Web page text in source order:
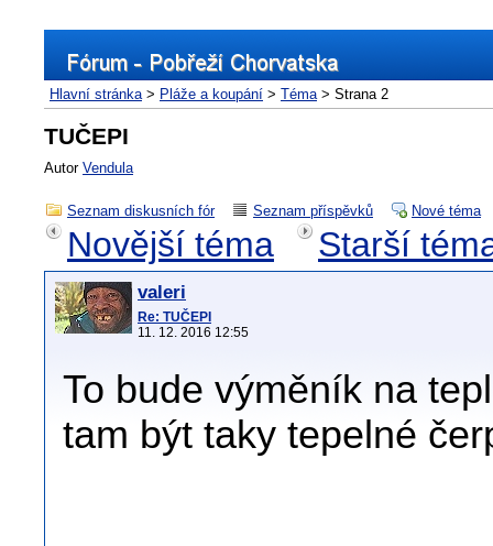
Hlavní stránka> Pláže a koupání > Téma> Strana 2
TUČEPI
Autor Vendula
Seznam diskusních fór Seznam příspěvků Nové téma
Novější téma Starší
valeri
Re: TUČEPI
11. 12. 2016 12:55
To bude výměník na
tam být taky tepelné